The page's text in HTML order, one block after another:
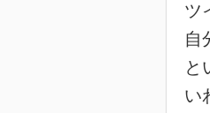
ツ
自
と
い